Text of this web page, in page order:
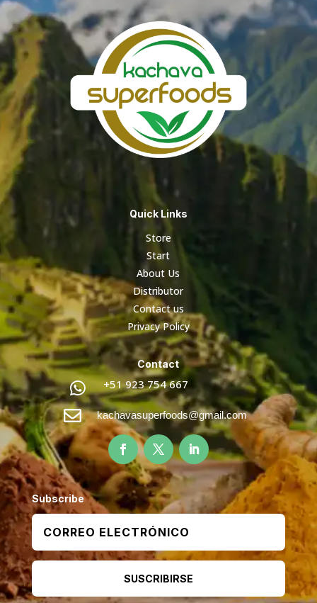
Quick Links
Store
Start
About Us
Distributor
Contact us
Privacy Policy
Contact
 +51 923 754 667
 kachavasuperfoods@gmail.com
Subscribe
SUSCRIBIRSE